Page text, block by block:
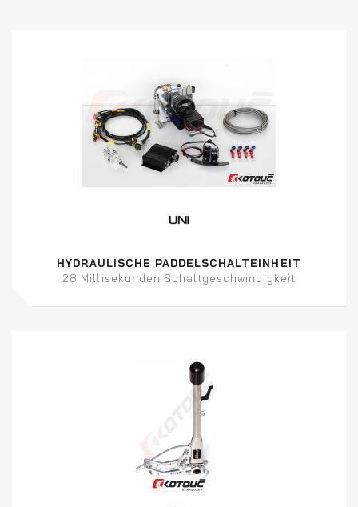
HYDRAULISCHE PADDELSCHALTEINHEIT
28 Millisekunden Schaltgeschwindigkeit